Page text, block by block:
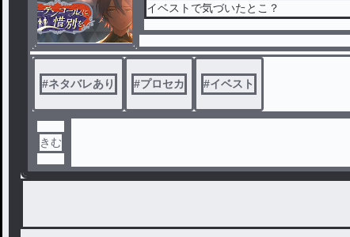
イベストで気づいたとこ？
#ネタバレあり #プロセカ #イベスト
きむ